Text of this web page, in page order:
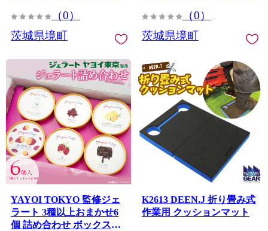
（0）
茨城県境町
（0）
茨城県境町
YAYOI TOKYO 監修ジェ
ラート 3種以上おまかせ6
個 詰め合わせ ボックスセ
K2613 DEEN.J 折り畳み式
作業用 クッションマット